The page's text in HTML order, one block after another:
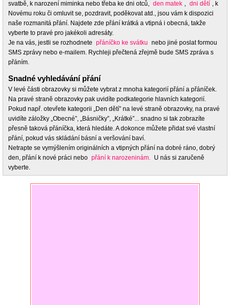
svatbě, k narození miminka nebo třeba ke dni otců, den matek , dni dětí , k
Novému roku či omluvit se, pozdravit, poděkovat atd., jsou vám k dispozici
naše rozmanitá přání. Najdete zde přání krátká a vtipná i obecná, takže
vyberte to pravé pro jakékoli adresáty.
Je na vás, jestli se rozhodnete přáníčko ke svátku nebo jiné poslat formou
SMS zprávy nebo e-mailem. Rychleji přečtená zřejmě bude SMS zpráva s
přáním.
Snadné vyhledávání přání
V levé části obrazovky si můžete vybrat z mnoha kategorií přání a přáníček.
Na pravé straně obrazovky pak uvidíte podkategorie hlavních kategorií.
Pokud např. otevřete kategorii „Den dětí” na levé straně obrazovky, na pravé
uvidíte záložky „Obecné”, „Básničky”, „Krátké”... snadno si tak zobrazíte
přesně taková přáníčka, která hledáte. A dokonce můžete přidat své vlastní
přání, pokud vás skládání básní a veršování baví.
Netrapte se vymýšlením originálních a vtipných přání na dobré ráno, dobrý
den, přání k nové práci nebo přání k narozeninám. U nás si zaručeně
vyberte.